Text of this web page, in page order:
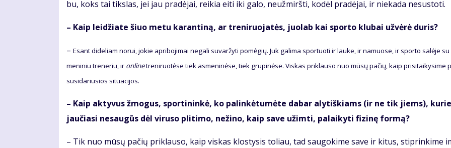
bu, koks tai tiks­las, jei jau pra­dė­jai, rei­kia ei­ti iki ga­lo, ne­už­mirš­ti, ko­dėl pra­dė­jai, ir nie­ka­da ne­su­sto­ti.
– Kaip lei­džia­te šiuo me­tu ka­ran­ti­ną, ar tre­ni­ruo­ja­tės, juo­lab kai spor­to klu­bai už­vė­rė du­ris?
– Esant di­de­liam no­rui, jo­kie ap­ri­bo­ji­mai ne­ga­li su­var­žy­ti po­mė­gių. Juk ga­li­ma spor­tuo­ti ir lau­ke, ir na­muo­se, ir spor­to sa­lė­je
me­ni­niu tre­ne­riu, ir on­li­netre­ni­ruo­tė­se tiek as­me­ni­nė­se, tiek gru­pi­nė­se. Vis­kas pri­klau­so nuo mū­sų pa­čių, kaip pri­si­tai­ky­si­me
su­si­da­riu­sios si­tu­a­ci­jos.
– Kaip ak­ty­vus žmo­gus, spor­ti­nin­kė, ko pa­lin­kė­tu­mė­te da­bar aly­tiš­kiams (ir ne tik jiems), ku­rie
jau­čia­si ne­sau­gūs dėl vi­ru­so pli­ti­mo, ne­ži­no, kaip sa­ve už­im­ti, pa­lai­ky­ti fi­zi­nę for­mą?
– Tik nuo mū­sų pa­čių pri­klau­so, kaip vis­kas klos­ty­sis to­liau, tad sau­go­ki­me sa­ve ir ki­tus, stip­rin­ki­me